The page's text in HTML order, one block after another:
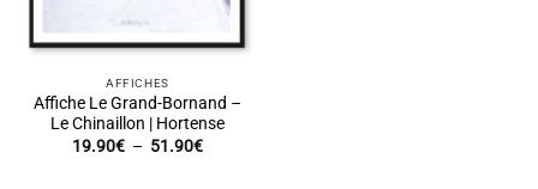
AFFICHES
Affiche Le Grand-Bornand –
Le Chinaillon | Hortense
19.90€ – 51.90€Plage